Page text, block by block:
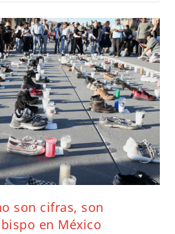
son cifras, son
en México